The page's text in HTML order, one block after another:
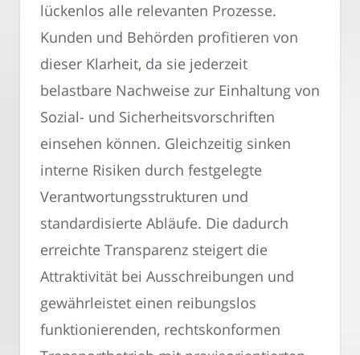
lückenlos alle relevanten Prozesse.
Kunden und Behörden profitieren von
dieser Klarheit, da sie jederzeit
belastbare Nachweise zur Einhaltung von
Sozial- und Sicherheitsvorschriften
einsehen können. Gleichzeitig sinken
interne Risiken durch festgelegte
Verantwortungsstrukturen und
standardisierte Abläufe. Die dadurch
erreichte Transparenz steigert die
Attraktivität bei Ausschreibungen und
gewährleistet einen reibungslos
funktionierenden, rechtskonformen